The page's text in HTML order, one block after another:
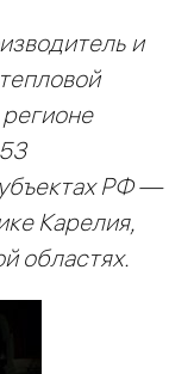
и
РФ —
Карелия,
областях.